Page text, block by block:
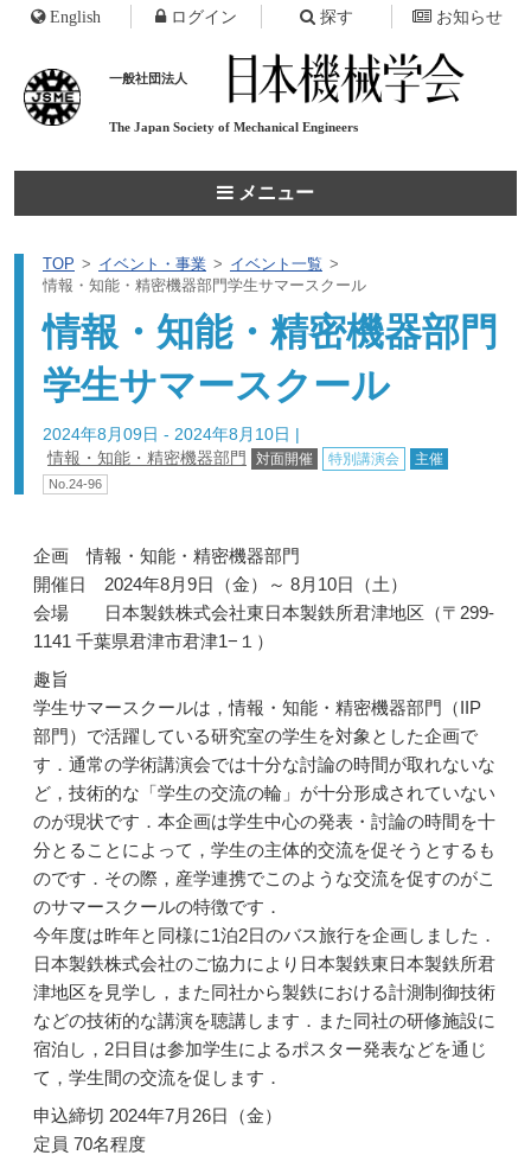
一般社団法人
The Japan Society of Mechanical Engineers
メニュー
English ログイン 探す お知らせ
TOP イベント・事業
イベント一覧
情報・知能・精密機器部門学生サマースクール
情報・知能・精密機器部門
学生サマースクール
2024年8月09日 - 2024年8月10日 |
情報・知能・精密機器部門
対面開催 特別講演会 主催
No.24-96
企画 情報・知能・精密機器部門
開催日 2024年8月9日（金）～ 8月10日（土）
会場 日本製鉄株式会社東日本製鉄所君津地区（〒299-
1141 千葉県君津市君津1−１）
趣旨
学生サマースクールは，情報・知能・精密機器部門（IIP
部門）で活躍している研究室の学生を対象とした企画で
す．通常の学術講演会では十分な討論の時間が取れないな
ど，技術的な「学生の交流の輪」が十分形成されていない
のが現状です．本企画は学生中心の発表・討論の時間を十
分とることによって，学生の主体的交流を促そうとするも
のです．その際，産学連携でこのような交流を促すのがこ
のサマースクールの特徴です．
今年度は昨年と同様に1泊2日のバス旅行を企画しました．
日本製鉄株式会社のご協力により日本製鉄東日本製鉄所君
津地区を見学し，また同社から製鉄における計測制御技術
などの技術的な講演を聴講します．また同社の研修施設に
宿泊し，2日目は参加学生によるポスター発表などを通じ
て，学生間の交流を促します．
申込締切 2024年7月26日（金）
定員 70名程度